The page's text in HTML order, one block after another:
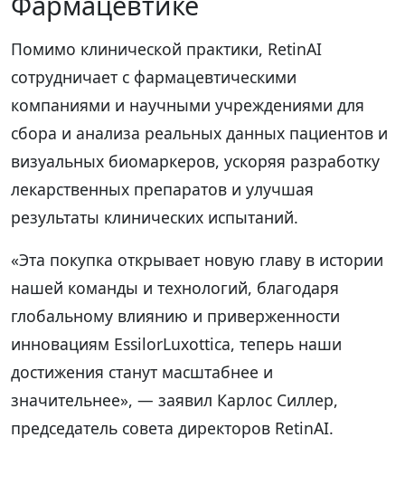
Помимо клинической практики, RetinAI
сотрудничает с фармацевтическими
компаниями и научными учреждениями для
сбора и анализа реальных данных пациентов и
визуальных биомаркеров, ускоряя разработку
лекарственных препаратов и улучшая
результаты клинических испытаний.
«Эта покупка открывает новую главу в истории
нашей команды и технологий, благодаря
глобальному влиянию и приверженности
инновациям EssilorLuxottica, теперь наши
достижения станут масштабнее и
значительнее», — заявил Карлос Силлер,
председатель совета директоров RetinAI.